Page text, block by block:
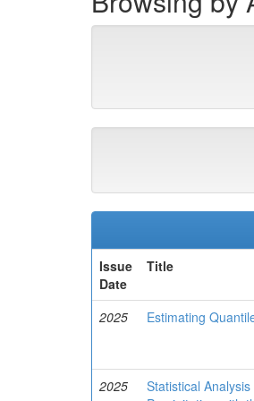
Issue
Date
Title
2025 Estimating
2025
Statistical